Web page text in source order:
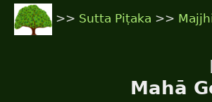
>> Sutta Piṭaka >>
Mahā